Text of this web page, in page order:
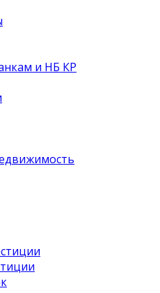
и НБ КР